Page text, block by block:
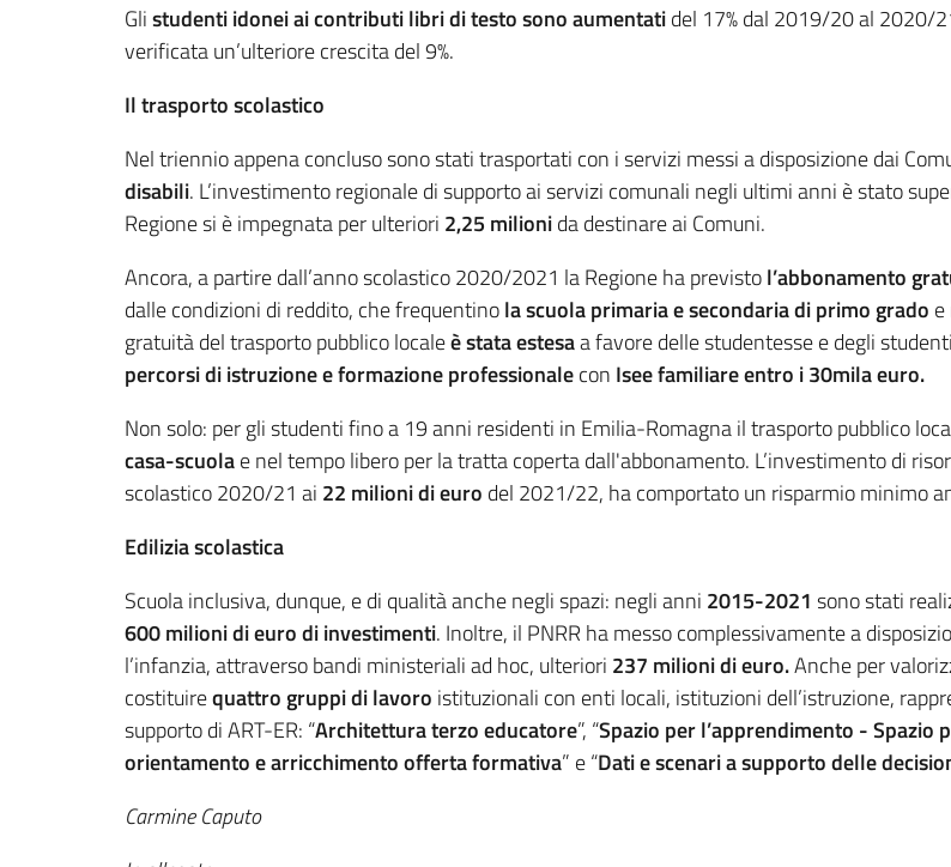
Glistudenti idonei ai contributi libri di testo sono aumentatidel 17% dal 2019/20 al 2020/
verificata un’ulteriore crescita del 9%.
Il trasporto scolastico
Nel triennio appena concluso sono stati trasportati con i servizi messi a disposizione dai
disabili. L’investimento regionale di supporto ai servizi comunali negli ultimi anni è stato
Regione si è impegnata per ulteriori 2,25 milionida destinare ai Comuni.
Ancora, a partire dall’anno scolastico 2020/2021 la Regione ha previstol’abbonamento
dalle condizioni di reddito, che frequentinola scuola primaria e secondaria di primo grado
gratuità del trasporto pubblico localeè stata estesaa favore delle studentesse e degli
percorsi di istruzione e formazione professionalecon Isee familiare entro i 30mila euro.
Non solo: per gli studenti fino a 19 anni residenti in Emilia-Romagna il trasporto pubblico
casa-scuolae nel tempo libero per la tratta coperta dall'abbonamento. L’investimento di
scolastico 2020/21 ai 22 milioni di euro del 2021/22, ha comportato un risparmio minimo
Edilizia scolastica
Scuola inclusiva, dunque, e di qualità anche negli spazi: negli anni 2015-2021 sono stati
600 milioni di euro di investimenti. Inoltre, il PNRR ha messo complessivamente a
l’infanzia, attraverso bandi ministeriali ad hoc, ulteriori 237 milioni di euro.Anche per
costituirequattro gruppi di lavoro istituzionali con enti locali, istituzioni dell’istruzione,
supporto di ART-ER: “Architettura terzo educatore”, “Spazio per l’apprendimento - Spazio
orientamento e arricchimento offerta formativa” e “Dati e scenari a supporto delle
Carmine Caputo